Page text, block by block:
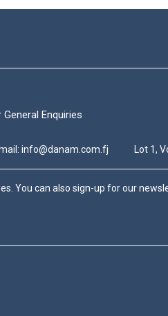
General Enquiries
info@danam.com.fj Lot 1,
You can also sign-up for our